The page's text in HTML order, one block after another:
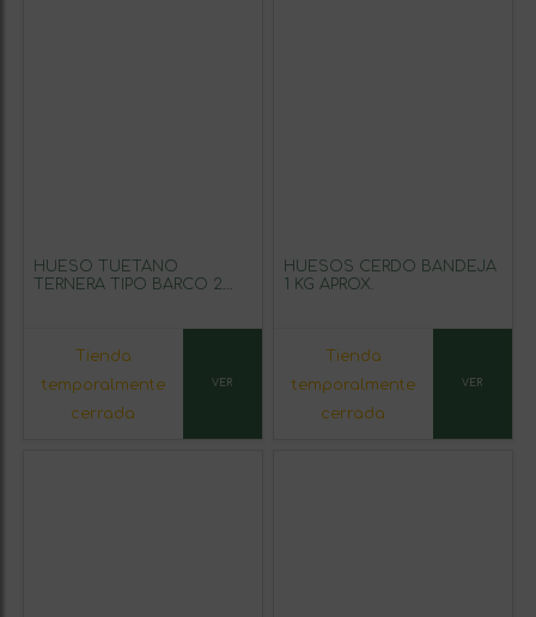
HUESO TUETANO
TERNERA TIPO BARCO 2
Tienda
temporalmente
cerrada
VER
HUESOS CERDO BANDEJA
1 KG APROX.
Tienda
temporalmente
cerrada
VER